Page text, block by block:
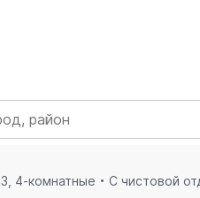
3, 4-комнатные С чистовой